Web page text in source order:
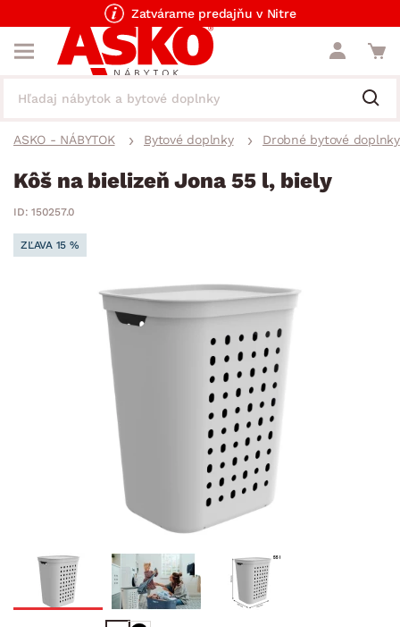
Zatvárame predajňu v Nitre
ASKO - NÁBYTOK Bytové doplnky Drobné bytové doplnky
Kôš na bielizeň Jona 55 l, biely
ID: 150257.0
ZĽAVA 15 %